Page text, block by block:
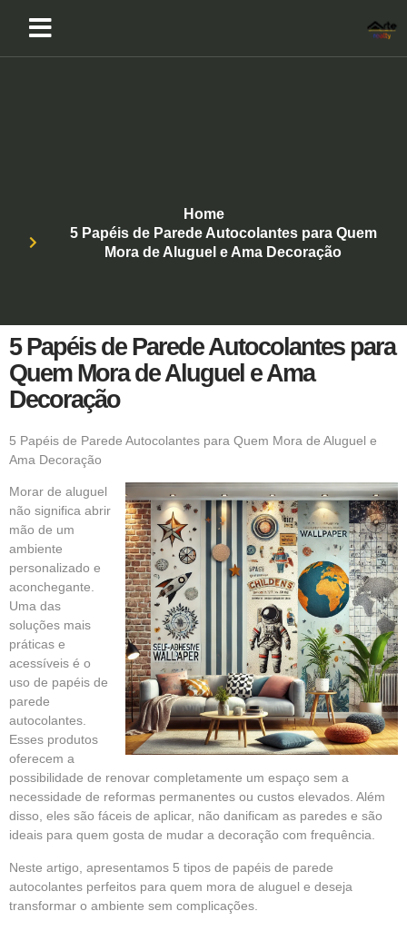
Home
5 Papéis de Parede Autocolantes para Quem
Mora de Aluguel e Ama Decoração
5 Papéis de Parede Autocolantes para
Quem Mora de Aluguel e Ama
Decoração
5 Papéis de Parede Autocolantes para Quem Mora de Aluguel e
Ama Decoração
Morar de aluguel
não significa abrir
mão de um
ambiente
personalizado e
aconchegante.
Uma das
soluções mais
práticas e
acessíveis é o
uso de papéis de
parede
autocolantes.
Esses produtos
oferecem a
possibilidade de renovar completamente um espaço sem a
necessidade de reformas permanentes ou custos elevados. Além
disso, eles são fáceis de aplicar, não danificam as paredes e são
ideais para quem gosta de mudar a decoração com frequência.
Neste artigo, apresentamos 5 tipos de papéis de parede
autocolantes perfeitos para quem mora de aluguel e deseja
transformar o ambiente sem complicações.